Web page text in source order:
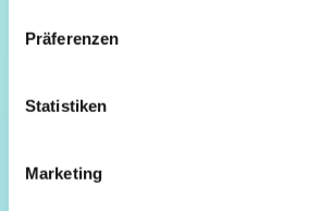
Präferenzen
Statistiken
Marketing